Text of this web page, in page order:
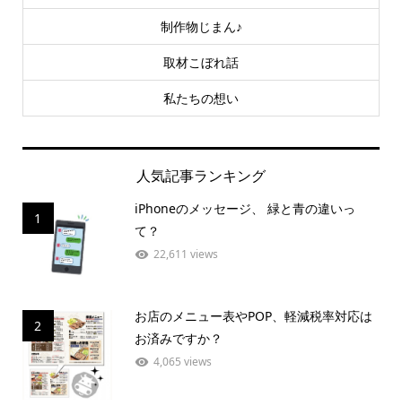
制作物じまん♪
取材こぼれ話
私たちの想い
人気記事ランキング
1
iPhoneのメッセージ、 緑と青の違いっ
て？
22,611 views
2
お店のメニュー表やPOP、軽減税率対応は
お済みですか？
4,065 views